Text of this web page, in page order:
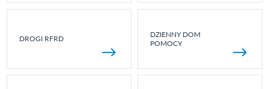
DROGI RFRD
DZIENNY DOM
POMOCY